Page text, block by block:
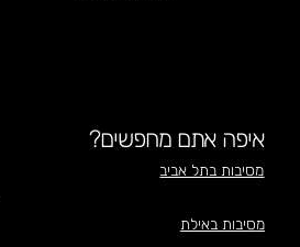
איפה אתם מחפשים?
מסיבות בתל אביב
מסיבות באילת